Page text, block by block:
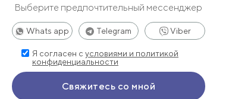
Выберите предпочтительный мессенджер
Whats app Telegram Viber
Я согласен с условиями и политикой
конфиденциальности